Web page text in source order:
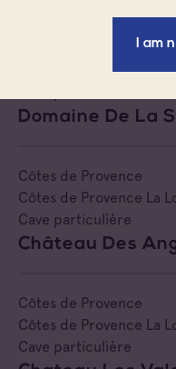
I am
Côtes de Provence
Côtes de Provence La
Domaine De La
Côtes de Provence
Côtes de Provence La
Cave particulière
Château Des
Côtes de Provence
Côtes de Provence La
Cave particulière